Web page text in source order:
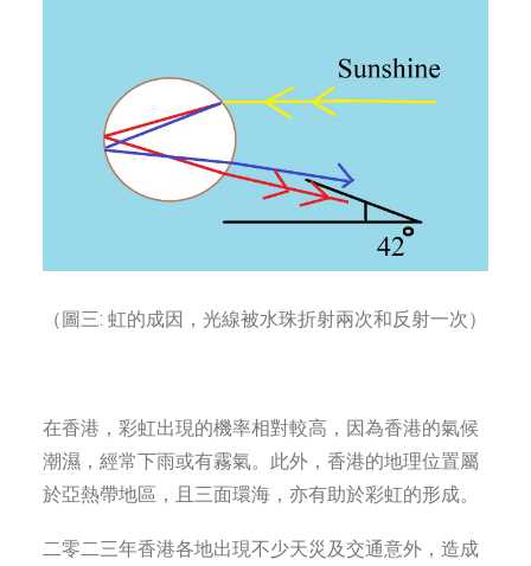
（圖三: 虹的成因，光線被水珠折射兩次和反射一次）
在香港，彩虹出現的機率相對較高，因為香港的氣候
潮濕，經常下雨或有霧氣。此外，香港的地理位置屬
於亞熱帶地區，且三面環海，亦有助於彩虹的形成。
二零二三年香港各地出現不少天災及交通意外，造成